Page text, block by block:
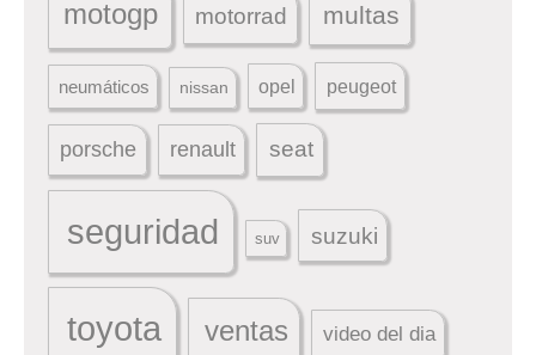
motogp motorrad multas
neumáticos nissan opel peugeot
porsche renault seat
seguridad suv suzuki
toyota ventas video del dia